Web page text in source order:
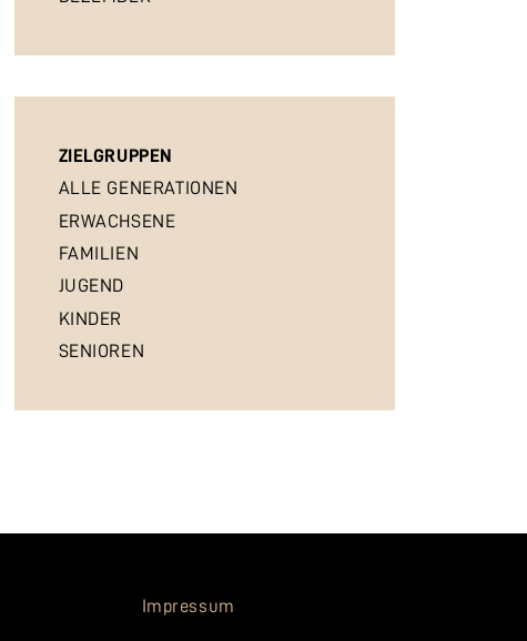
ZIELGRUPPEN
ALLE GENERATIONEN
ERWACHSENE
FAMILIEN
JUGEND
KINDER
SENIOREN
Impressum